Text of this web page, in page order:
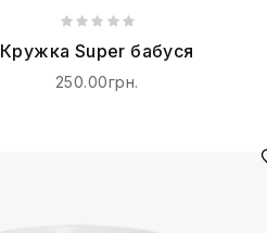
Кружка Super бабуся
250.00грн.